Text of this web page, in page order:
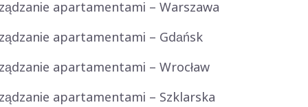
apartamentami – Warszawa
apartamentami – Gdańsk
apartamentami – Wrocław
apartamentami – Szklarska